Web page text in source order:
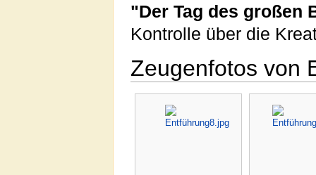
"Der Tag des großen
Kontrolle über die
Zeugenfotos von